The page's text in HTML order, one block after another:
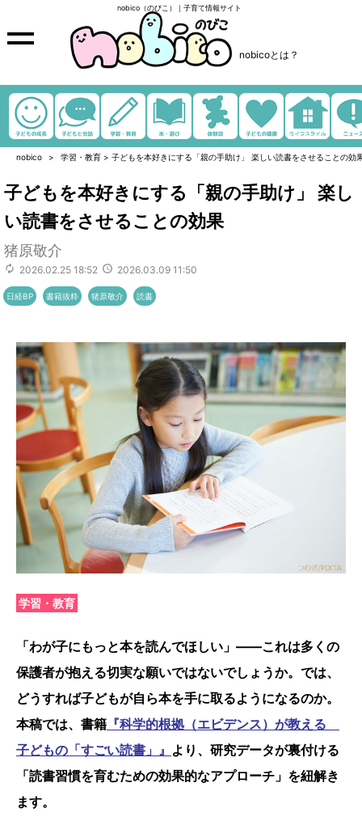
nobico（のびこ）｜子育て情報サイト
nobicoとは？
nobico 学習・教育 > 子どもを本好きにする「親の手助け」 楽しい読書をさせることの効
子どもを本好きにする「親の手助け」 楽し
い読書をさせることの効果
猪原敬介
2026.02.25 18:52 2026.03.09 11:50
日経BP 書籍抜粋 猪原敬介 読書
学習・教育
「わが子にもっと本を読んでほしい」――これは多くの
保護者が抱える切実な願いではないでしょうか。では、
どうすれば子どもが自ら本を手に取るようになるのか。
本稿では、書籍 『科学的根拠（エビデンス）が教える
子どもの「すごい読書」』 より、研究データが裏付ける
「読書習慣を育むための効果的なアプローチ」を紐解き
ます。